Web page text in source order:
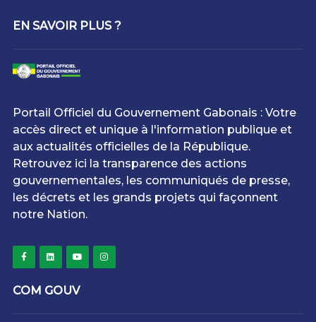
EN SAVOIR PLUS ?
Portail Officiel du Gouvernement Gabonais : Votre
accès direct et unique à l'information publique et
aux actualités officielles de la République.
Retrouvez ici la transparence des actions
gouvernementales, les communiqués de presse,
les décrets et les grands projets qui façonnent
notre Nation.
COM GOUV